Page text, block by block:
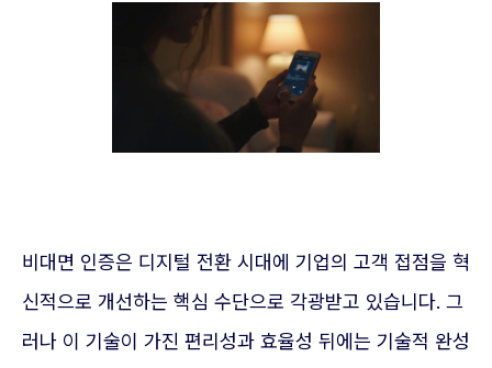
비대면 인증은 디지털 전환 시대에 기업의 고객 접점을 혁
신적으로 개선하는 핵심 수단으로 각광받고 있습니다. 그
러나 이 기술이 가진 편리성과 효율성 뒤에는 기술적 완성